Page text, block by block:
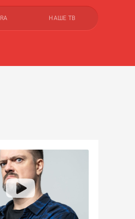
НАШЕ ТВ